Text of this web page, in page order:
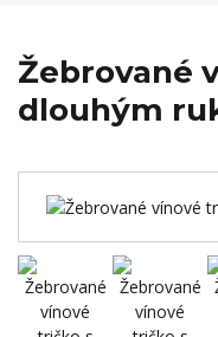
Žebrované
dlouhým